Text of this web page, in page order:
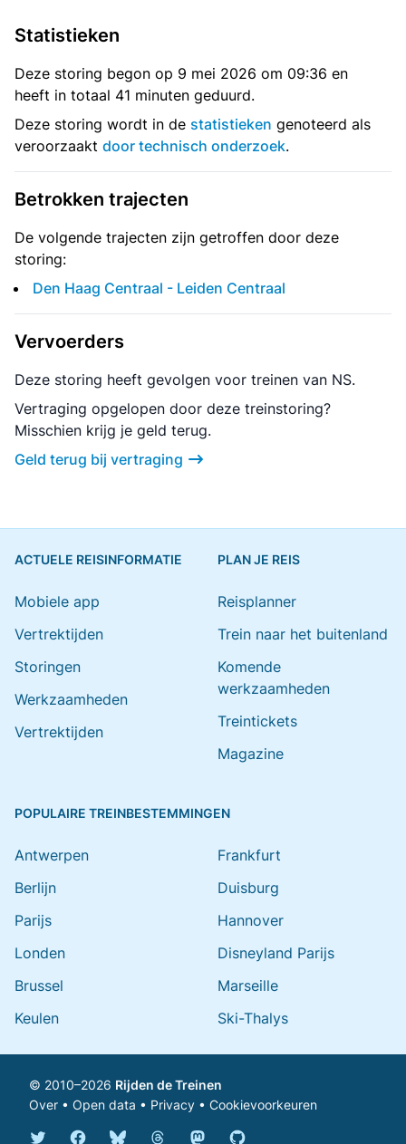
Statistieken
Deze storing begon op 9 mei 2026 om 09:36 en
heeft in totaal 41 minuten geduurd.
Deze storing wordt in de statistieken genoteerd als
veroorzaakt door technisch onderzoek.
Betrokken trajecten
De volgende trajecten zijn getroffen door deze
storing:
Den Haag Centraal - Leiden Centraal
Vervoerders
Deze storing heeft gevolgen voor treinen van NS.
Vertraging opgelopen door deze treinstoring?
Misschien krijg je geld terug.
Geld terug bij vertraging
ACTUELE REISINFORMATIE
Mobiele app
Vertrektijden
Storingen
Werkzaamheden
Vertrektijden
PLAN JE REIS
Reisplanner
Trein naar het buitenland
Komende
werkzaamheden
Treintickets
Magazine
POPULAIRE TREINBESTEMMINGEN
Antwerpen
Berlijn
Parijs
Londen
Brussel
Keulen
Frankfurt
Duisburg
Hannover
Disneyland Parijs
Marseille
Ski-Thalys
© 2010–2026 Rijden de Treinen
Over • Open data • Privacy • Cookievoorkeuren